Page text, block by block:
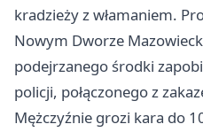
kradzieży z włamaniem.
Nowym Dworze
podejrzanego środki
policji, połączonego z
Mężczyźnie grozi kara do